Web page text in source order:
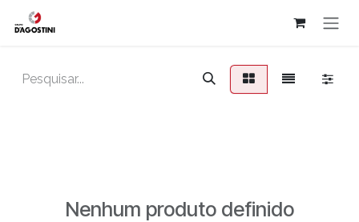
Pular para o conteúdo
Nenhum produto definido